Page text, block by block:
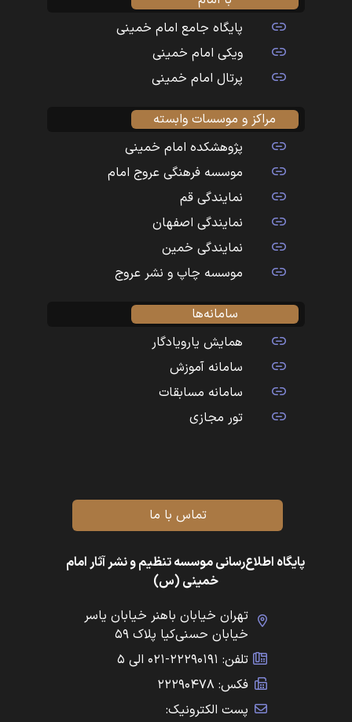
پایگاه جامع امام خمینی
ویکی امام خمینی
پرتال امام خمینی
مراکز و موسسات وابسته
پژوهشکده امام خمینی
موسسه فرهنگی عروج امام
نمایندگی قم
نمایندگی اصفهان
نمایندگی خمین
موسسه چاپ و نشر عروج
سامانه‌ها
همایش یارویادگار
سامانه آموزش
سامانه مسابقات
تور مجازی
تماس با ما
پایگاه اطلاع‌رسانی موسسه تنظیم و نشر آثار امام
خمینی (س)
تهران خیابان باهنر خیابان یاسر
خیابان حسنی‌کیا پلاک ۵۹
تلفن: ۲۲۲۹۰۱۹۱-۰۲۱ الی ۵
فکس: ۲۲۲۹۰۴۷۸
پست الکترونیک: